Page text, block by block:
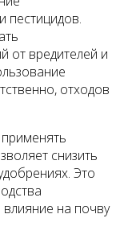
пестицидов.
от вредителей и
отходов
снизить
Это
на почву